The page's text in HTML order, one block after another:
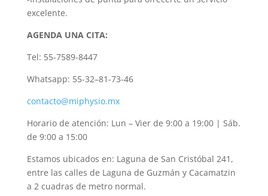
excelente.
AGENDA UNA CITA:
Tel: 55-7589-8447
Whatsapp: 55-32–81-73-46
contacto@miphysio.mx
Horario de atención: Lun – Vier de 9:00 a 19:00 | Sáb.
de 9:00 a 15:00
Estamos ubicados en: Laguna de San Cristóbal 241,
entre las calles de Laguna de Guzmán y Cacamatzin
a 2 cuadras de metro normal.